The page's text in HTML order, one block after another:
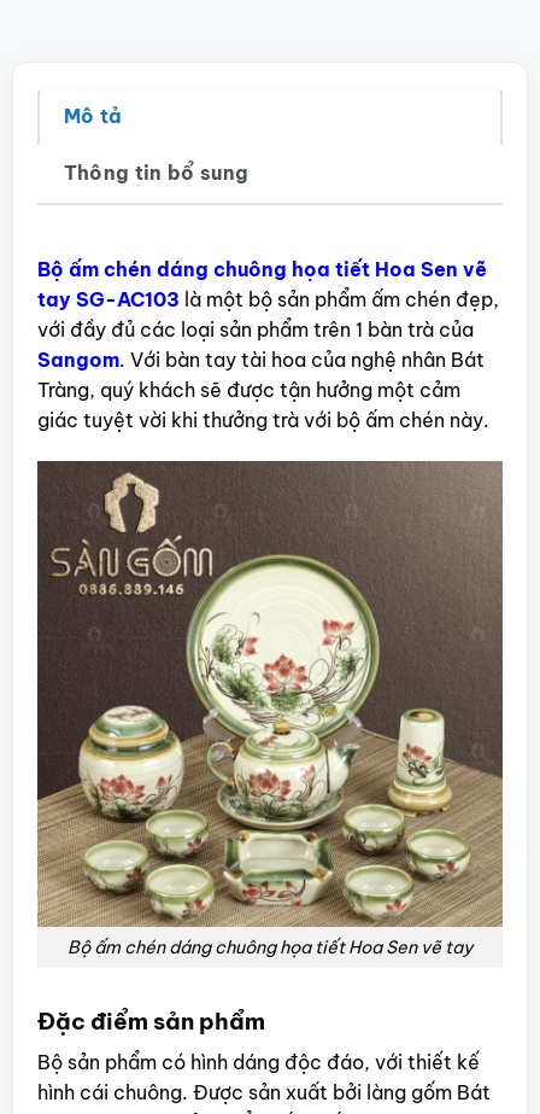
Mô tả
Thông tin bổ sung
Bộ ấm chén dáng chuông họa tiết Hoa Sen vẽ
tay SG-AC103 là một bộ sản phẩm ấm chén đẹp,
với đầy đủ các loại sản phẩm trên 1 bàn trà của
Sangom. Với bàn tay tài hoa của nghệ nhân Bát
Tràng, quý khách sẽ được tận hưởng một cảm
giác tuyệt vời khi thưởng trà với bộ ấm chén này.
Bộ ấm chén dáng chuông họa tiết Hoa Sen vẽ tay
Đặc điểm sản phẩm
Bộ sản phẩm có hình dáng độc đáo, với thiết kế
hình cái chuông. Được sản xuất bởi làng gốm Bát